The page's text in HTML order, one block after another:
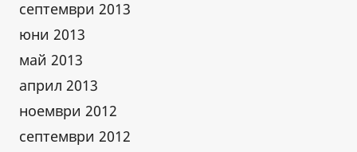
септември 2013
юни 2013
май 2013
април 2013
ноември 2012
септември 2012